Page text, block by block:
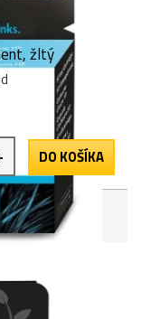
žltý
DO KOŠÍKA